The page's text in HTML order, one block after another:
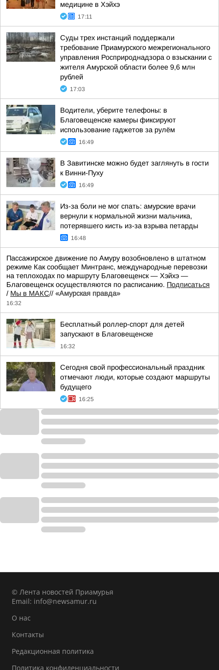
медицине в Хэйхэ
17:11
Суды трех инстанций поддержали
требование Приамурского межрегионального
управления Росприроднадзора о взыскании с
жителя Амурской области более 9,6 млн
рублей
17:03
Водители, уберите телефоны: в
Благовещенске камеры фиксируют
использование гаджетов за рулём
16:49
В Завитинске можно будет заглянуть в гости
к Винни-Пуху
16:49
Из-за боли не мог спать: амурские врачи
вернули к нормальной жизни мальчика,
потерявшего кисть из-за взрыва петарды
16:48
Пассажирское движение по Амуру возобновлено в штатном
режиме Как сообщает Минтранс, международные перевозки
на теплоходах по маршруту Благовещенск — Хэйхэ —
Благовещенск осуществляются по расписанию. Подписаться
/ Мы в МАКС// «Амурская правда»
16:32
Бесплатный роллер-спорт для детей
запускают в Благовещенске
16:32
Сегодня свой профессиональный праздник
отмечают люди, которые создают маршруты
будущего
16:25
© Лента новостей Приамурья
Email: info@newsamur.ru
О нас
Контакты
Редакционная политика
Политика конфиденциальности